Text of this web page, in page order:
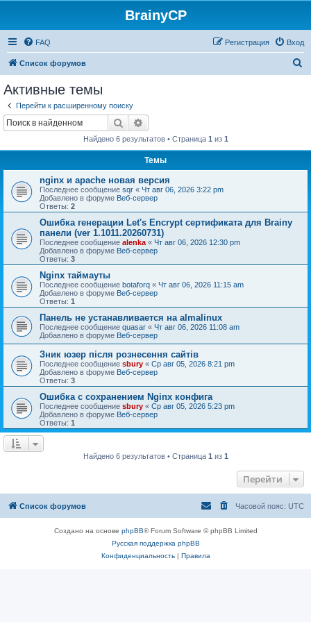
BrainyCP
FAQ Вход
Регистрация
Список форумов
Активные темы
Перейти к расширенному поиску
Поиск
Найдено 6 результатов • Страница 1 из 1
Темы
nginx и apache новая версия
Последнее сообщение sqr « Чт авг 06, 2026 3:22 pm
Добавлено в форуме Веб-сервер
Ответы: 2
Ошибка генерации Let's Encrypt сертификата для Brainy
панели (ver 1.1011.20260731)
Последнее сообщение alenka « Чт авг 06, 2026 12:30 pm
Добавлено в форуме Веб-сервер
Ответы: 3
Nginx таймауты
Последнее сообщение botaforq « Чт авг 06, 2026 11:15 am
Добавлено в форуме Веб-сервер
Ответы: 1
Панель не устанавливается на almalinux
Последнее сообщение quasar « Чт авг 06, 2026 11:08 am
Добавлено в форуме Веб-сервер
Зник юзер після рознесення сайтів
Последнее сообщение sbury « Ср авг 05, 2026 8:21 pm
Добавлено в форуме Веб-сервер
Ответы: 3
Ошибка с сохранением Nginx конфига
Последнее сообщение sbury « Ср авг 05, 2026 5:23 pm
Добавлено в форуме Веб-сервер
Ответы: 1
Найдено 6 результатов • Страница 1 из 1
Перейти
Список форумов Часовой пояс: UTC
Создано на основе phpBB® Forum Software © phpBB Limited
Русская поддержка phpBB
Конфиденциальность| Правила